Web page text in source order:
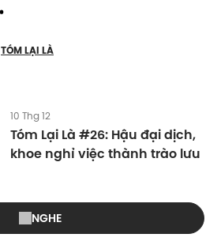
TÓM LẠI LÀ
10 Thg 12
Tóm Lại Là #26: Hậu đại dịch,
khoe nghỉ việc thành trào lưu
NGHE